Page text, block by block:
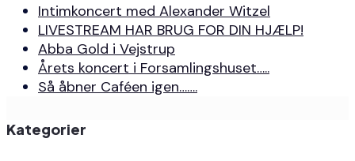
Intimkoncert med Alexander Witzel
LIVESTREAM HAR BRUG FOR DIN HJÆLP!
Abba Gold i Vejstrup
Årets koncert i Forsamlingshuset…..
Så åbner Caféen igen…….
Kategorier